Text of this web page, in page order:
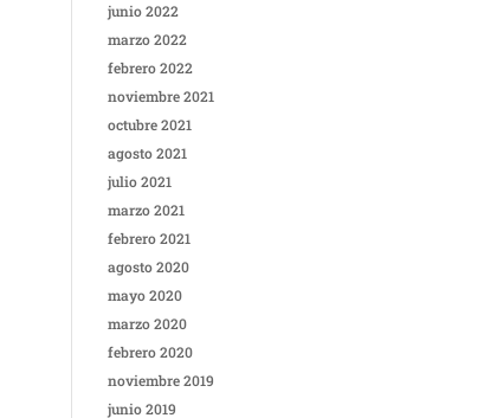
junio 2022
marzo 2022
febrero 2022
noviembre 2021
octubre 2021
agosto 2021
julio 2021
marzo 2021
febrero 2021
agosto 2020
mayo 2020
marzo 2020
febrero 2020
noviembre 2019
junio 2019